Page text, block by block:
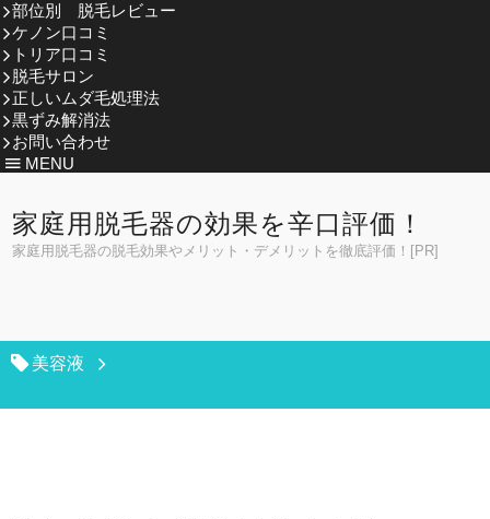
部位別 脱毛レビュー
ケノン口コミ
トリア口コミ
脱毛サロン
正しいムダ毛処理法
黒ずみ解消法
お問い合わせ
MENU
家庭用脱毛器の効果を辛口評価！
家庭用脱毛器の脱毛効果やメリット・デメリットを徹底評価！[PR]
美容液